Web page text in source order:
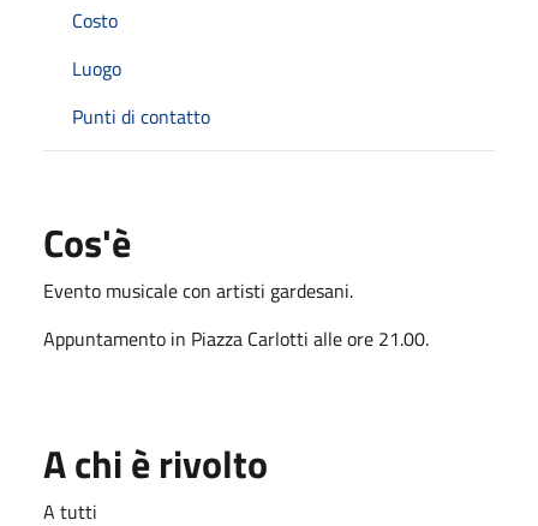
Costo
Luogo
Punti di contatto
Cos'è
Evento musicale con artisti gardesani.
Appuntamento in Piazza Carlotti alle ore 21.00.
A chi è rivolto
A tutti